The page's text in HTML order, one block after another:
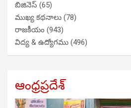
బిజినెస్ (65)
ముఖ్య కథనాలు (78)
రాజకీయం (943)
విద్య & ఉద్యోగము (496)
ఆంధ్రప్రదేశ్